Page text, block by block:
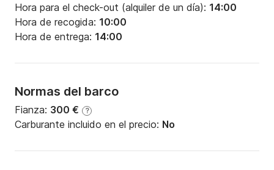
Hora para el check-out (alquiler de un día): 14:00
Hora de recogida: 10:00
Hora de entrega: 14:00
Normas del barco
Fianza: 300 € ?
Carburante incluido en el precio: No